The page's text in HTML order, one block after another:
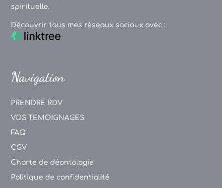
spirituelle.
Découvrir tous mes réseaux sociaux avec :
Navigation
PRENDRE RDV
VOS TEMOIGNAGES
FAQ
CGV
Charte de déontologie
Politique de confidentialité